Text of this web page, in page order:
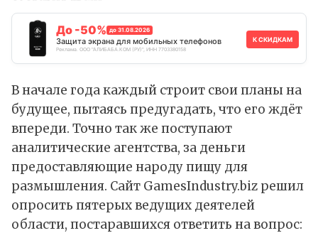
До -50% до 31.08.2026
Защита экрана для мобильных телефонов
Реклама. ООО "АЛИБАБА.КОМ (РУ)", ИНН 7703380158
К СКИДКАМ
В начале года каждый строит свои планы на
будущее, пытаясь предугадать, что его ждёт
впереди. Точно так же поступают
аналитические агентства, за деньги
предоставляющие народу пищу для
размышления. Сайт GamesIndustry.biz решил
опросить пятерых ведущих деятелей
области, постаравшихся ответить на вопрос: